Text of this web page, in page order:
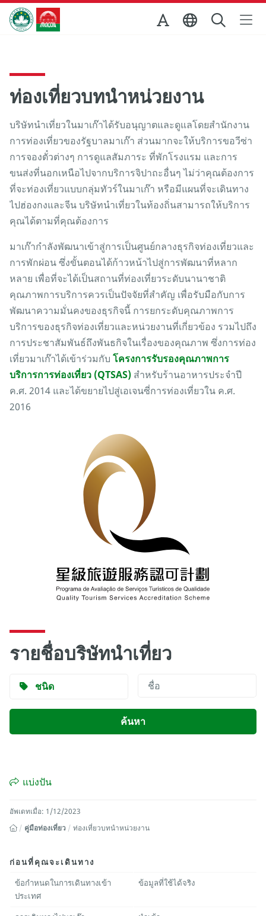
Skip to Main Content
สำนักงานการท่องเที่ยวของรัฐบาลมาเก๊า
ท่องเที่ยวบทนำหน่วยงาน
บริษัทนำเที่ยวในมาเก๊าได้รับอนุญาตและดูแลโดยสำนักงาน
การท่องเที่ยวของรัฐบาลมาเก๊า ส่วนมากจะให้บริการขอวีซ่า
การจองตั๋วต่างๆ การดูแลสัมภาระ ที่พักโรงแรม และการ
ขนส่งที่นอกเหนือไปจากบริการจิปาถะอื่นๆ ไม่ว่าคุณต้องการ
ที่จะท่องเที่ยวแบบกลุ่มทัวร์ในมาเก๊า หรือมีแผนที่จะเดินทาง
ไปฮ่องกงและจีน บริษัทนำเที่ยวในท้องถิ่นสามารถให้บริการ
คุณได้ตามที่คุณต้องการ
มาเก๊ากำลังพัฒนาเข้าสู่การเป็นศูนย์กลางธุรกิจท่องเที่ยวและ
การพักผ่อน ซึ่งขั้นตอนได้ก้าวหน้าไปสู่การพัฒนาที่หลาก
หลาย เพื่อที่จะได้เป็นสถานที่ท่องเที่ยวระดับนานาชาติ
คุณภาพการบริการควรเป็นปัจจัยที่สำคัญ เพื่อรับมือกับการ
พัฒนาความมั่นคงของธุรกิจนี้ การยกระดับคุณภาพการ
บริการของธุรกิจท่องเที่ยวและหน่วยงานที่เกี่ยวข้อง รวมไปถึง
การประชาสัมพันธ์ถึงพันธกิจในเรื่องของคุณภาพ ซึ่งการท่อง
เที่ยวมาเก๊าได้เข้าร่วมกับ โครงการรับรองคุณภาพการ
บริการการท่องเที่ยว (QTSAS) สำหรับร้านอาหารประจำปี
ค.ศ. 2014 และได้ขยายไปสู่เอเจนซี่การท่องเที่ยวใน ค.ศ.
2016
รายชื่อบริษัทนำเที่ยว
ชนิด
แบ่งปัน
อัพเดทเมื่อ: 1/12/2023
คู่มือท่องเที่ยว
ท่องเที่ยวบทนำหน่วยงาน
ก่อนที่คุณจะเดินทาง
ข้อกำหนดในการเดินทางเข้า
ประเทศ
ข้อมูลที่ใช้ได้จริง